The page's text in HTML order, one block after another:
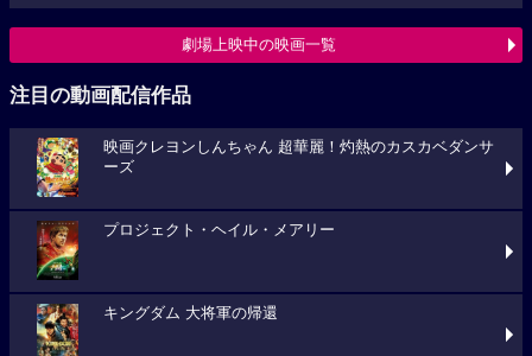
劇場上映中の映画一覧
注目の動画配信作品
映画クレヨンしんちゃん 超華麗！灼熱のカスカベダンサ
ーズ
プロジェクト・ヘイル・メアリー
キングダム 大将軍の帰還